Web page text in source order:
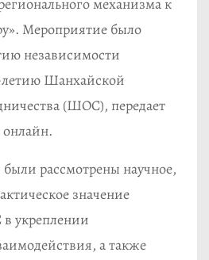
механизма к
Мероприятие было
независимости
Шанхайской
(ШОС), передает
рассмотрены научное,
значение
укреплении
а также